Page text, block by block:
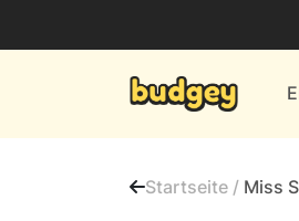
Finanzen &
Weiteres
Startseite / Miss